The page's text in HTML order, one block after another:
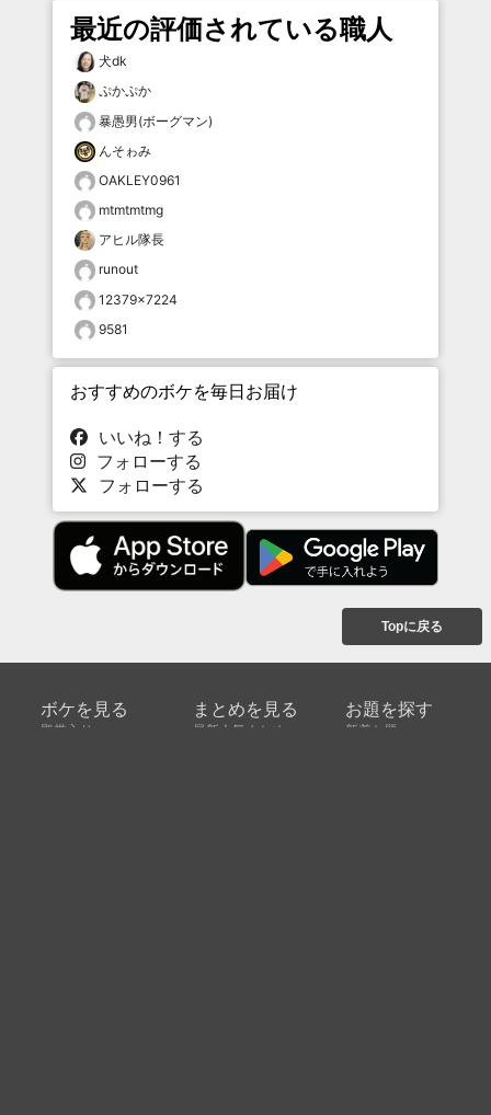
最近の評価されている職人
犬dk
ぷかぷか
暴愚男(ボーグマン)
んそゎみ
OAKLEY0961
mtmtmtmg
アヒル隊長
runout
12379×7224
9581
おすすめのボケを毎日お届け
いいね！する
フォローする
フォローする
Topに戻る
ボケを見る
殿堂入り
まとめを見る
最新人気まとめ
お題を探す
新着お題